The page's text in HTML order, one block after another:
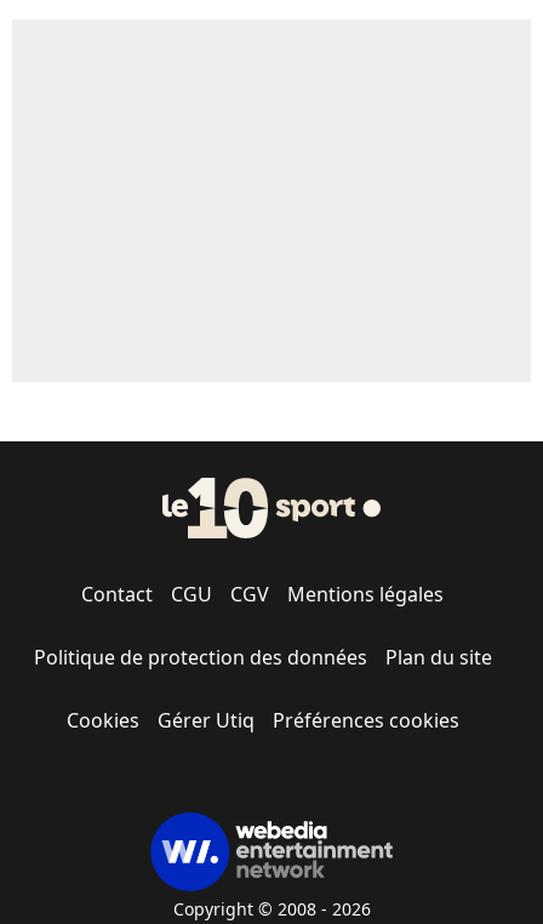
Contact CGU CGV Mentions légales
Politique de protection des données Plan du site
Cookies Gérer Utiq Préférences cookies
Copyright © 2008 - 2026